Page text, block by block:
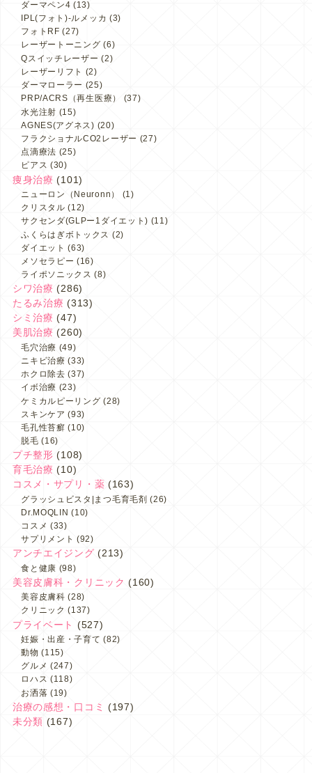
ダーマペン4 (13)
IPL(フォト)-ルメッカ (3)
フォトRF (27)
レーザートーニング (6)
Qスイッチレーザー (2)
レーザーリフト (2)
ダーマローラー (25)
PRP/ACRS（再生医療）
(37)
水光注射 (15)
AGNES(アグネス) (20)
フラクショナルCO2レーザー (27)
点滴療法 (25)
ピアス (30)
痩身治療 (101)
ニューロン（Neuronn）
(1)
クリスタル (12)
サクセンダ(GLPー1ダイエット) (11)
ふくらはぎボトックス (2)
ダイエット (63)
メソセラピー (16)
ライポソニックス (8)
シワ治療 (286)
たるみ治療 (313)
シミ治療 (47)
美肌治療 (260)
毛穴治療 (49)
ニキビ治療 (33)
ホクロ除去 (37)
イボ治療 (23)
ケミカルピーリング (28)
スキンケア (93)
毛孔性苔癬 (10)
脱毛 (16)
プチ整形 (108)
育毛治療 (10)
コスメ・サプリ・薬 (163)
グラッシュビスタ|まつ毛育毛剤 (26)
Dr.MOQLIN (10)
コスメ (33)
サプリメント (92)
アンチエイジング (213)
食と健康 (98)
美容皮膚科・クリニック (160)
美容皮膚科 (28)
クリニック (137)
プライベート (527)
妊娠・出産・子育て (82)
動物 (115)
グルメ (247)
ロハス (118)
お洒落 (19)
治療の感想・口コミ
(197)
未分類 (167)